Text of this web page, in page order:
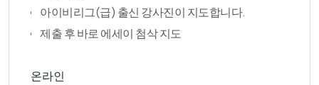
아이비리그(급) 출신 강사진이 지도합니다.
제출 후 바로 에세이 첨삭 지도
온라인